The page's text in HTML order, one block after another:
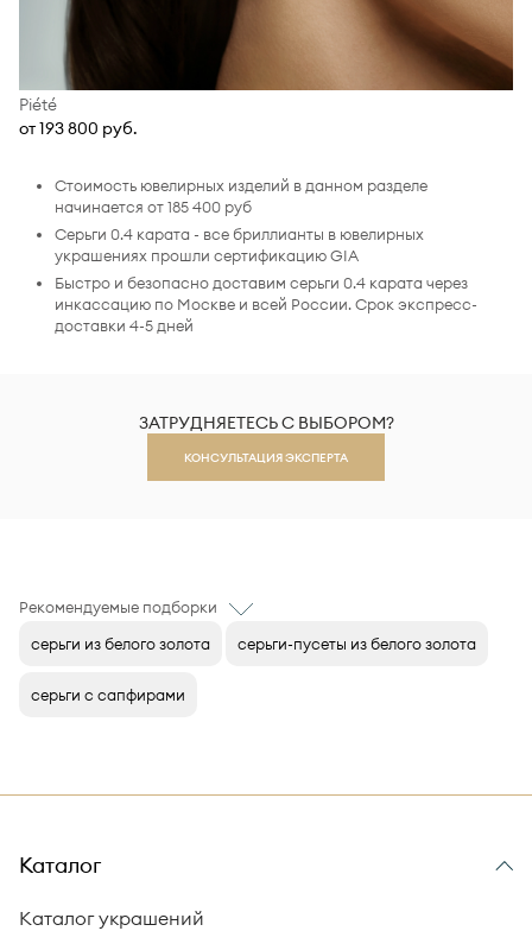
Piété
от 193 800 руб.
Стоимость ювелирных изделий в данном разделе
начинается от 185 400 руб
Серьги 0.4 карата - все бриллианты в ювелирных
украшениях прошли сертификацию GIA
Быстро и безопасно доставим серьги 0.4 карата через
инкассацию по Москве и всей России. Срок экспресс-
доставки 4-5 дней
ЗАТРУДНЯЕТЕСЬ С ВЫБОРОМ?
КОНСУЛЬТАЦИЯ ЭКСПЕРТА
Рекомендуемые подборки
серьги из белого золота
серьги-пусеты из белого золота
серьги с сапфирами
Каталог
Каталог украшений